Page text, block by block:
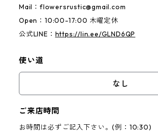
Mail： flowersrustic@gmail.com
Open：10:00-17:00 木曜定休
公式LINE： https://lin.ee/GLND6QP
使い道
なし
ご来店時間
お時間は必ずご記入下さい。(例：10:30)